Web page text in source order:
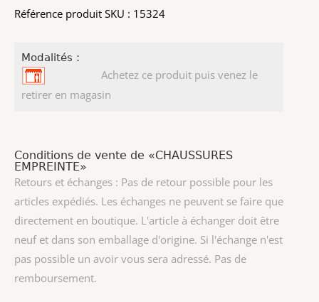
Référence produit SKU : 15324
Modalités :
Achetez ce produit puis venez le
retirer en magasin
Conditions de vente de «CHAUSSURES
EMPREINTE»
Retours et échanges : Pas de retour possible pour les
articles expédiés. Les échanges ne peuvent se faire que
directement en boutique. L'article à échanger doit être
neuf et dans son emballage d'origine. Si l'échange n'est
pas possible un avoir vous sera adressé. Pas de
remboursement.